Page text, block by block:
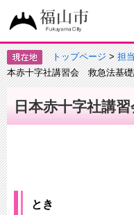
トップページ>担
本赤十字社講習会 救急法基礎
日本赤十字社講
とき